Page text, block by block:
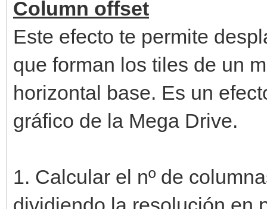
Column offset
Este efecto te permite
que forman los tiles de un
horizontal base. Es un
gráfico de la Mega Drive.
1. Calcular el nº de